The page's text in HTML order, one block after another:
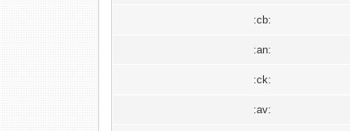
:cb:
:an:
:ck:
:av: